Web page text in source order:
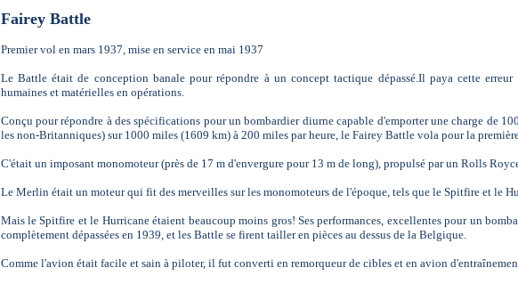
Fairey Battle
Premier vol en mars 1937, mise en service en mai 1937
Le Battle était de conception banale pour répondre à un concept tactique dépassé.Il paya cette erreur
humaines et matérielles en opérations.
Conçu pour répondre à des spécifications pour un bombardier diurne capable d'emporter une charge de
les non-Britanniques) sur 1000 miles (1609 km) à 200 miles par heure, le Fairey Battle vola pour la
C'était un imposant monomoteur (près de 17 m d'envergure pour 13 m de long), propulsé par un Rolls
Le Merlin était un moteur qui fit des merveilles sur les monomoteurs de l'époque, tels que le Spitfire et le
Mais le Spitfire et le Hurricane étaient beaucoup moins gros! Ses performances, excellentes pour un
complètement dépassées en 1939, et les Battle se firent tailler en pièces au dessus de la Belgique.
Comme l'avion était facile et sain à piloter, il fut converti en remorqueur de cibles et en avion